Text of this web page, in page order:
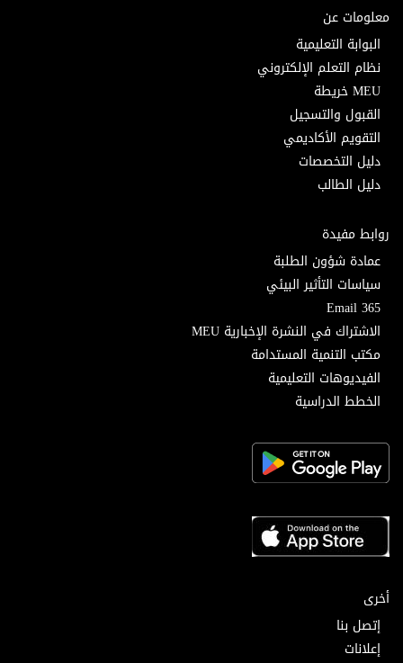
معلومات عن
البوابة التعليمية
نظام التعلم الإلكتروني
MEU خريطة
القبول والتسجيل
التقويم الأكاديمي
دليل التخصصات
دليل الطالب
روابط مفيدة
عمادة شؤون الطلبة
سياسات التأثير البيئي
Email 365
الاشتراك في النشرة الإخبارية MEU
مكتب التنمية المستدامة
الفيديوهات التعليمية
الخطط الدراسية
أخرى
إتصل بنا
إعلانات